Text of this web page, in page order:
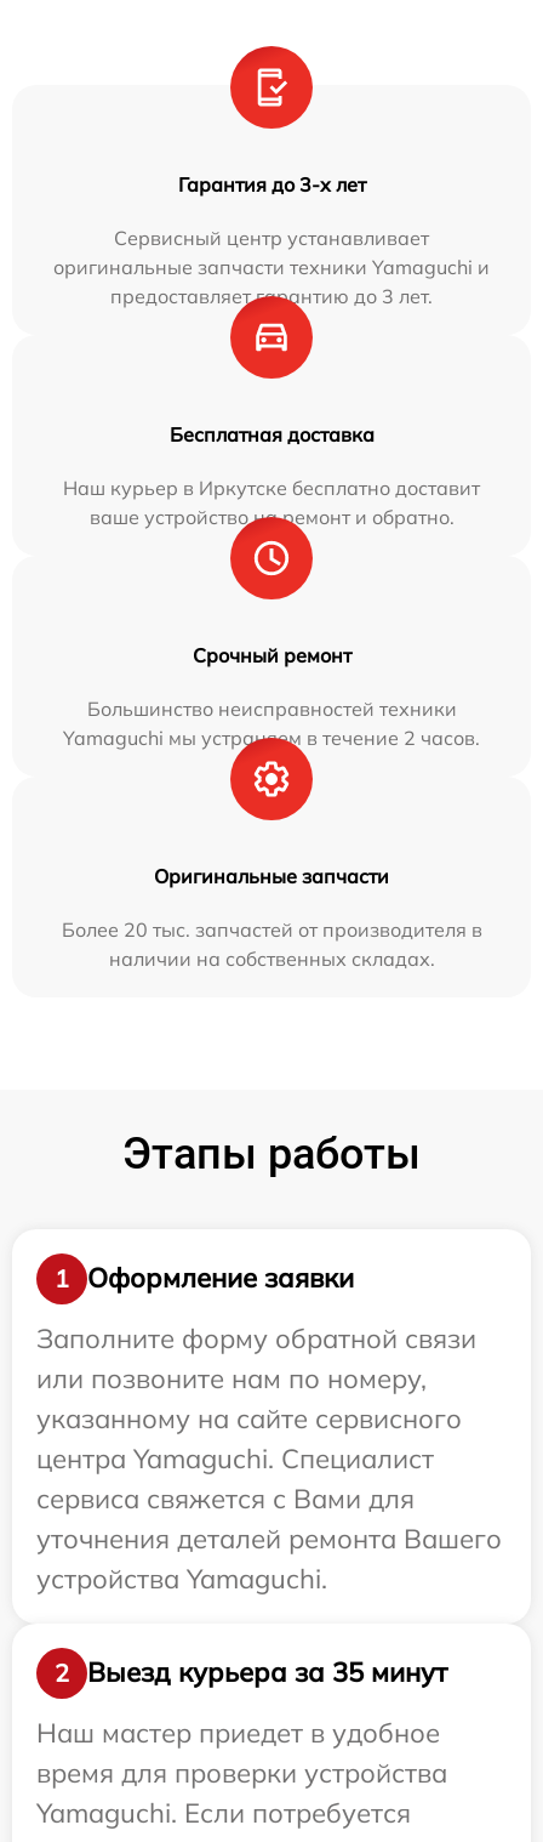
Гарантия до 3-х лет
Сервисный центр устанавливает
оригинальные запчасти техники Yamaguchi и
предоставляет гарантию до 3 лет.
Бесплатная доставка
Наш курьер в Иркутске бесплатно доставит
ваше устройство на ремонт и обратно.
Срочный ремонт
Большинство неисправностей техники
Yamaguchi мы устраняем в течение 2 часов.
Оригинальные запчасти
Более 20 тыс. запчастей от производителя в
наличии на собственных складах.
Этапы работы
1
Оформление заявки
Заполните форму обратной связи
или позвоните нам по номеру,
указанному на сайте сервисного
центра Yamaguchi. Специалист
сервиса свяжется с Вами для
уточнения деталей ремонта Вашего
устройства Yamaguchi.
2
Выезд курьера за 35 минут
Наш мастер приедет в удобное
время для проверки устройства
Yamaguchi. Если потребуется